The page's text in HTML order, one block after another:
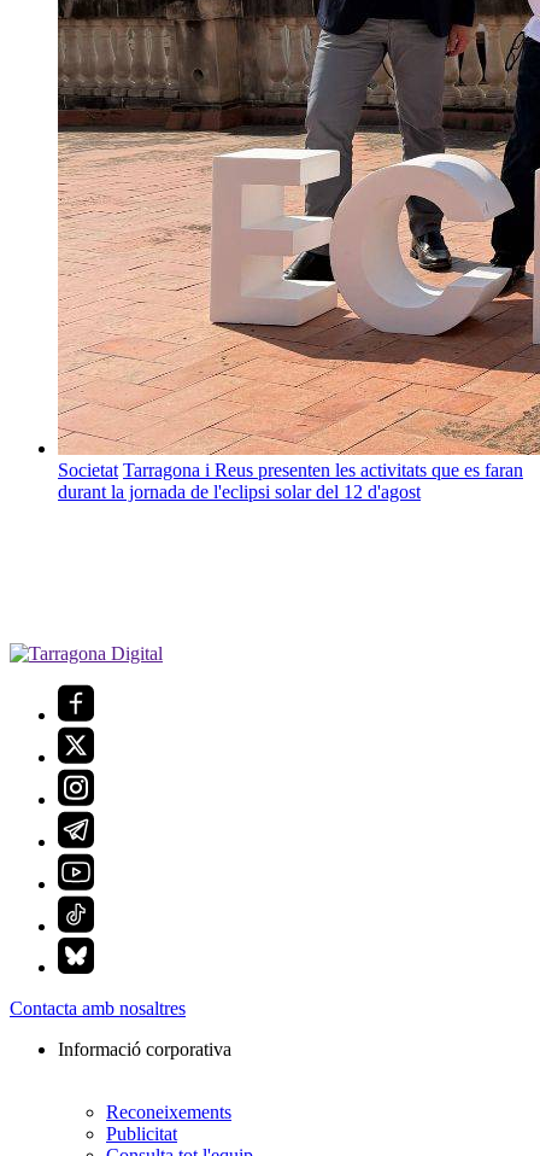
Societat Tarragona i Reus presenten les activitats que es faran
durant la jornada de l'eclipsi solar del 12 d'agost
Contacta amb nosaltres
Informació corporativa
Reconeixements
Publicitat